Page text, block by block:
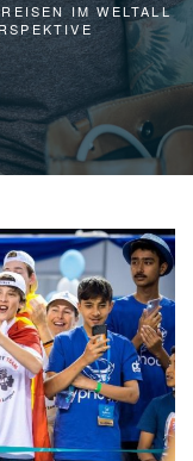
IM WELTALL